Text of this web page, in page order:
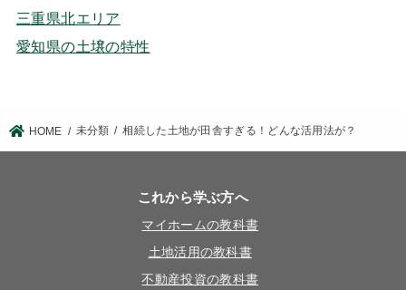
三重県北エリア
愛知県の土壌の特性
HOME 未分類 相続した土地が田舎すぎる！どんな活用法が？
これから学ぶ方へ
マイホームの教科書
土地活用の教科書
不動産投資の教科書